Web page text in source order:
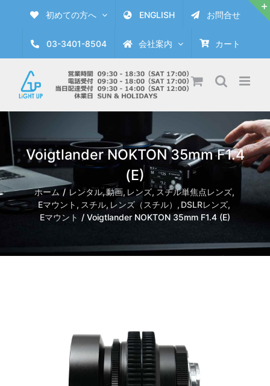
初めての方へ ENGLISH お問合せ
03-3401-8504 会社案内 カート
Voigtlander NOKTON 35mm F1.4
(E)
ホーム レンタル 動画 レンズ スチル単焦点レンズ
Eマウント
スチル レンズ（スチル）
DSLRレンズ
Eマウント
Voigtlander NOKTON 35mm F1.4 (E)